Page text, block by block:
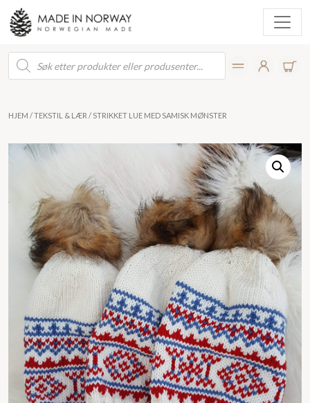
Products
search
HJEM /TEKSTIL & LÆR / STRIKKET LUE MED SAMISK MØNSTER